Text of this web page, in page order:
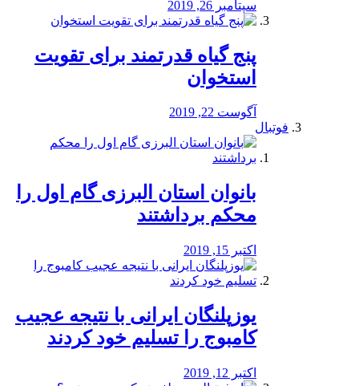
سپتامبر 26, 2019
پنج گیاه قدرتمند برای تقویت
استخوان
آگوست 22, 2019
فوتبال
بانوان استان البرزی گام اول را
محكم برداشتند
اکتبر 15, 2019
یوزپلنگان ایرانی با نتیجه عجیب
کامبوج را تسلیم خود کردند
اکتبر 12, 2019